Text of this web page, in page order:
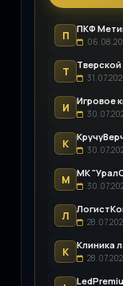
П
ПКФ
Т
И
Игровое
К
М
МК
Л
К